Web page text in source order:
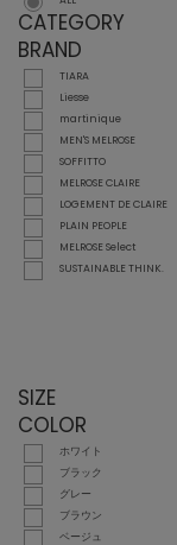
CATEGORY
BRAND
TIARA
Liesse
martinique
MEN'S MELROSE
SOFFITTO
MELROSE CLAIRE
LOGEMENT DE CLAIRE
PLAIN PEOPLE
MELROSE Select
SUSTAINABLE THINK.
SIZE
COLOR
ホワイト
ブラック
グレー
ブラウン
ベージュ